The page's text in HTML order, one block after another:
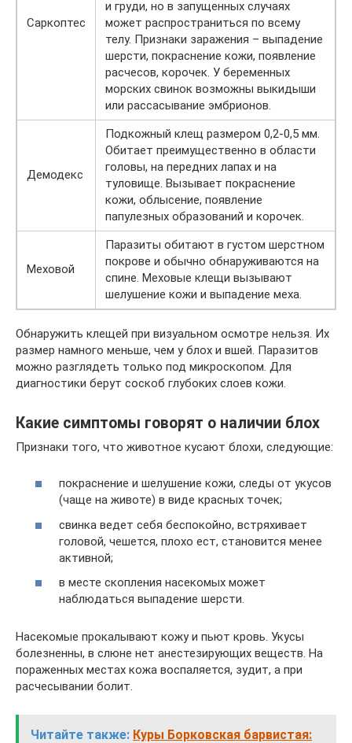
Саркоптес
и груди, но в запущенных случаях
может распространиться по всему
телу. Признаки заражения – выпадение
шерсти, покраснение кожи, появление
расчесов, корочек. У беременных
морских свинок возможны выкидыши
или рассасывание эмбрионов.
Демодекс
Подкожный клещ размером 0,2-0,5 мм.
Обитает преимущественно в области
головы, на передних лапах и на
туловище. Вызывает покраснение
кожи, облысение, появление
папулезных образований и корочек.
Меховой
Паразиты обитают в густом шерстном
покрове и обычно обнаруживаются на
спине. Меховые клещи вызывают
шелушение кожи и выпадение меха.
Обнаружить клещей при визуальном осмотре нельзя. Их
размер намного меньше, чем у блох и вшей. Паразитов
можно разглядеть только под микроскопом. Для
диагностики берут соскоб глубоких слоев кожи.
Какие симптомы говорят о наличии блох
Признаки того, что животное кусают блохи, следующие:
покраснение и шелушение кожи, следы от укусов
(чаще на животе) в виде красных точек;
свинка ведет себя беспокойно, встряхивает
головой, чешется, плохо ест, становится менее
активной;
в месте скопления насекомых может
наблюдаться выпадение шерсти.
Насекомые прокалывают кожу и пьют кровь. Укусы
болезненны, в слюне нет анестезирующих веществ. На
пораженных местах кожа воспаляется, зудит, а при
расчесывании болит.
Читайте также: Куры Борковская барвистая: